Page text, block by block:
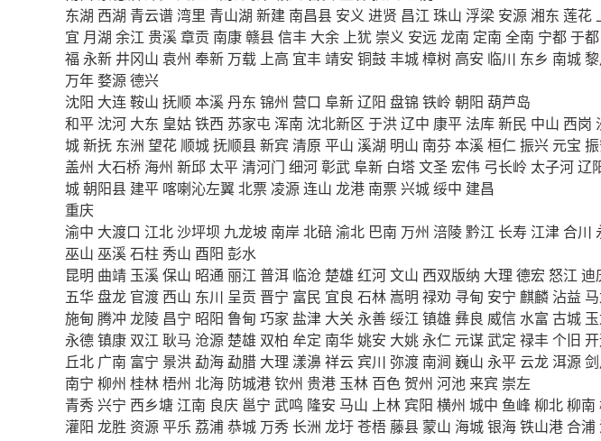
东湖 西湖 青云谱湾里 青山湖 新建 南昌县 安义 进贤 昌江 珠山 浮梁 安源湘东 莲花
宜 月湖 余江 贵溪章贡 南康赣县信丰 大余 上犹 崇义 安远 龙南 定南 全南 宁都于都
福 永新 井冈山 袁州 奉新 万载 上高 宜丰靖安 铜鼓丰城樟树 高安 临川 东乡 南城
万年婺源德兴
沈阳 大连鞍山 抚顺本溪丹东 锦州 营口 阜新辽阳 盘锦 铁岭 朝阳 葫芦岛
和平 沈河 大东 皇姑铁西 苏家屯 浑南 沈北新区 于洪辽中 康平 法库新民 中山 西岗
城新抚 东洲 望花 顺城抚顺县新宾 清原 平山 溪湖 明山 南芬 本溪桓仁振兴 元宝
盖州 大石桥 海州 新邱 太平清河门 细河彰武阜新 白塔文圣宏伟 弓长岭 太子河辽
城朝阳县 建平 喀喇沁左翼北票 凌源连山 龙港 南票兴城绥中 建昌
重庆
渝中 大渡口 江北沙坪坝 九龙坡 南岸北碚渝北 巴南 万州 涪陵黔江 长寿 江津合川
巫山 巫溪石柱 秀山 酉阳 彭水
昆明 曲靖 玉溪保山 昭通丽江 普洱 临沧 楚雄 红河文山 西双版纳 大理 德宏 怒江 迪
五华盘龙 官渡 西山 东川 呈贡 晋宁 富民 宜良 石林嵩明 禄劝 寻甸 安宁 麒麟 沾益
施甸 腾冲 龙陵 昌宁 昭阳 鲁甸 巧家 盐津 大关 永善绥江 镇雄 彝良 威信水富 古城
永德镇康 双江 耿马 沧源 楚雄 双柏 牟定 南华姚安 大姚 永仁 元谋武定 禄丰个旧
丘北 广南 富宁 景洪 勐海 勐腊 大理 漾濞祥云 宾川 弥渡 南涧 巍山 永平 云龙 洱源
南宁 柳州 桂林梧州 北海 防城港钦州 贵港 玉林 百色贺州 河池 来宾 崇左
青秀兴宁 西乡塘 江南 良庆 邕宁 武鸣 隆安 马山 上林 宾阳 横州 城中 鱼峰 柳北柳南
灌阳 龙胜 资源平乐 荔浦恭城 万秀 长洲 龙圩苍梧 藤县蒙山 海城银海铁山港合浦